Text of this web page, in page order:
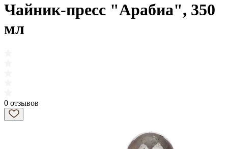
Чайник-пресс "Арабиа", 350
мл
0 отзывов